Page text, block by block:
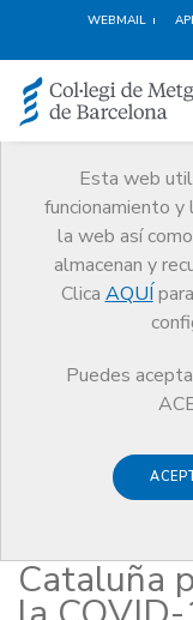
WEBMAIL
Esta web
funcionamiento
la web así
almacenan y
Clica AQUÍ
Puedes
Noticias
Comunicación
Últimas medidas en
hacer frente a la
5 NOVIEMBRE DE 2020
Últimas
de
Cataluña